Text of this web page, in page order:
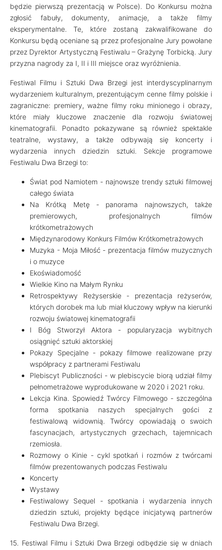
będzie pierwszą prezentacją w Polsce). Do Konkursu można
zgłosić fabuły, dokumenty, animacje, a także filmy
eksperymentalne. Te, które zostaną zakwalifikowane do
Konkursu będą oceniane są przez profesjonalne Jury powołane
przez Dyrektor Artystyczną Festiwalu – Grażynę Torbicką. Jury
przyzna nagrody za I, II i III miejsce oraz wyróżnienia.
Festiwal Filmu i Sztuki Dwa Brzegi jest interdyscyplinarnym
wydarzeniem kulturalnym, prezentującym cenne filmy polskie i
zagraniczne: premiery, ważne filmy roku minionego i obrazy,
które miały kluczowe znaczenie dla rozwoju światowej
kinematografii. Ponadto pokazywane są również spektakle
teatralne, wystawy, a także odbywają się koncerty i
wydarzenia innych dziedzin sztuki. Sekcje programowe
Festiwalu Dwa Brzegi to:
Świat pod Namiotem - najnowsze trendy sztuki filmowej
całego świata
Na Krótką Metę - panorama najnowszych, także
premierowych, profesjonalnych filmów
krótkometrażowych
Międzynarodowy Konkurs Filmów Krótkometrażowych
Muzyka - Moja Miłość - prezentacja filmów muzycznych
i o muzyce
Ekoświadomość
Wielkie Kino na Małym Rynku
Retrospektywy Reżyserskie - prezentacja reżyserów,
których dorobek ma lub miał kluczowy wpływ na kierunki
rozwoju światowej kinematografii
I Bóg Stworzył Aktora - popularyzacja wybitnych
osiągnięć sztuki aktorskiej
Pokazy Specjalne - pokazy filmowe realizowane przy
współpracy z partnerami Festiwalu
Plebiscyt Publiczności - w plebiscycie biorą udział filmy
pełnometrażowe wyprodukowane w 2020 i 2021 roku.
Lekcja Kina. Spowiedź Twórcy Filmowego - szczególna
forma spotkania naszych specjalnych gości z
festiwalową widownią. Twórcy opowiadają o swoich
fascynacjach, artystycznych grzechach, tajemnicach
rzemiosła.
Rozmowy o Kinie - cykl spotkań i rozmów z twórcami
filmów prezentowanych podczas Festiwalu
Koncerty
Wystawy
Festiwalowy Sequel - spotkania i wydarzenia innych
dziedzin sztuki, projekty będące inicjatywą partnerów
Festiwalu Dwa Brzegi.
15. Festiwal Filmu i Sztuki Dwa Brzegi odbędzie się w dniach